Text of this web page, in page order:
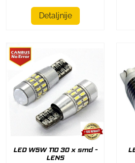
Detaljnije
LED W5W T10 30 x smd -
LENS